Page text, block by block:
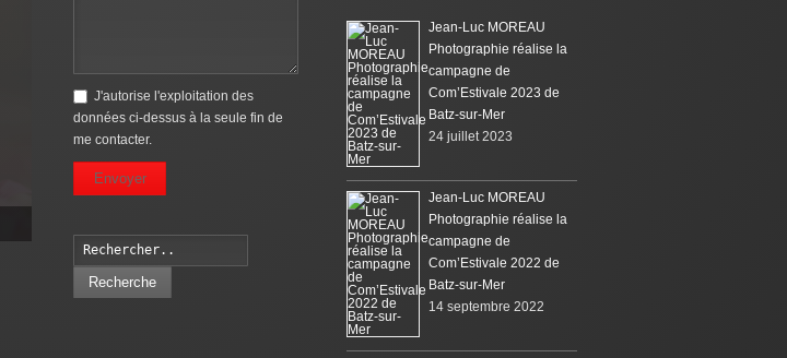
J'autorise l'exploitation des
données ci-dessus à la seule fin de
me contacter.
Envoyer
Recherche
Jean-Luc MOREAU
Photographie réalise la
campagne de
Com’Estivale 2023 de
Batz-sur-Mer
24 juillet 2023
Jean-Luc MOREAU
Photographie réalise la
campagne de
Com’Estivale 2022 de
Batz-sur-Mer
14 septembre 2022